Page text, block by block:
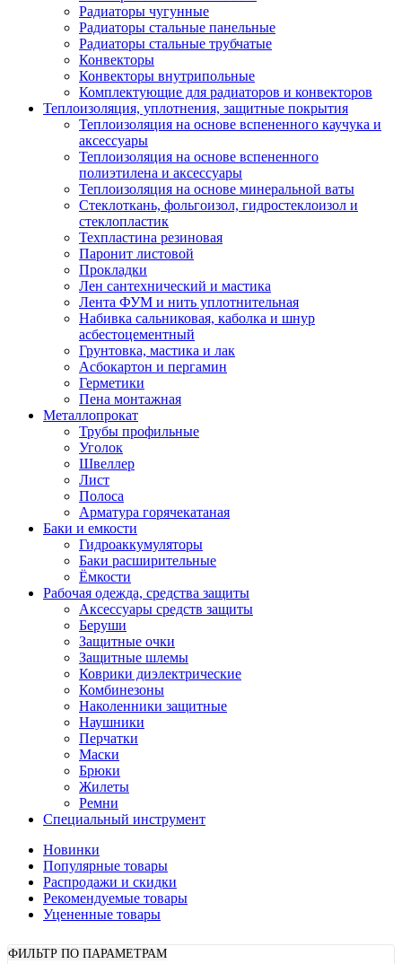
Радиаторы чугунные
Радиаторы стальные панельные
Радиаторы стальные трубчатые
Конвекторы
Конвекторы внутрипольные
Комплектующие для радиаторов и конвекторов
Теплоизоляция, уплотнения, защитные покрытия
Теплоизоляция на основе вспененного каучука и
аксессуары
Теплоизоляция на основе вспененного
полиэтилена и аксессуары
Теплоизоляция на основе минеральной ваты
Стеклоткань, фольгоизол, гидростеклоизол и
стеклопластик
Техпластина резиновая
Паронит листовой
Прокладки
Лен сантехнический и мастика
Лента ФУМ и нить уплотнительная
Набивка сальниковая, каболка и шнур
асбестоцементный
Грунтовка, мастика и лак
Асбокартон и пергамин
Герметики
Пена монтажная
Металлопрокат
Трубы профильные
Уголок
Швеллер
Лист
Полоса
Арматура горячекатаная
Баки и емкости
Гидроаккумуляторы
Баки расширительные
Ёмкости
Рабочая одежда, средства защиты
Аксессуары средств защиты
Беруши
Защитные очки
Защитные шлемы
Коврики диэлектрические
Комбинезоны
Наколенники защитные
Наушники
Перчатки
Маски
Брюки
Жилеты
Ремни
Специальный инструмент
Новинки
Популярные товары
Распродажи и скидки
Рекомендуемые товары
Уцененные товары
ФИЛЬТР ПО ПАРАМЕТРАМ